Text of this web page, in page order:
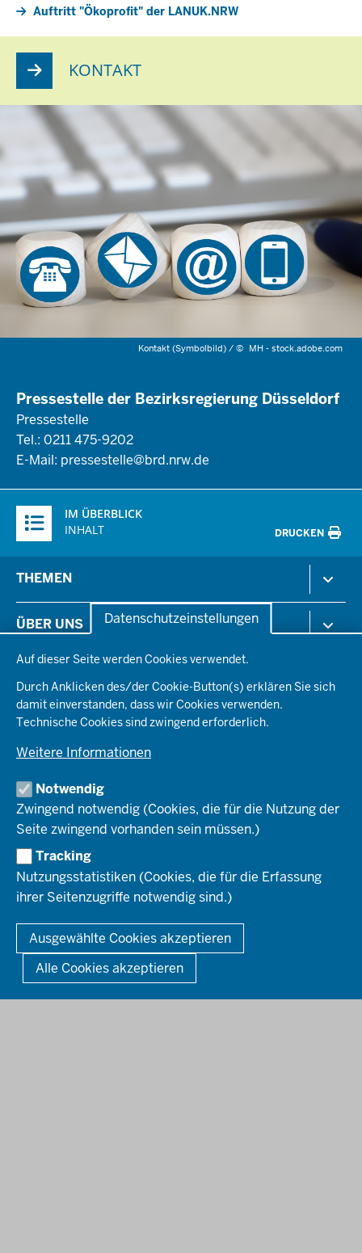
Datenschutzeinstellungen
Auf dieser Seite werden Cookies verwendet.
Durch Anklicken des/der Cookie-Button(s) erklären Sie sich
damit einverstanden, dass wir Cookies verwenden.
Technische Cookies sind zwingend erforderlich.
Weitere Informationen
Notwendig
Zwingend notwendig (Cookies, die für die Nutzung der
Seite zwingend vorhanden sein müssen.)
Tracking
Nutzungsstatistiken (Cookies, die für die Erfassung
ihrer Seitenzugriffe notwendig sind.)
Ausgewählte Cookies akzeptieren
Alle Cookies akzeptieren
Auftritt "Ökoprofit" der LANUK.NRW
KONTAKT
Kontakt (Symbolbild) /© MH - stock.adobe.com
Pressestelle der Bezirksregierung Düsseldorf
Pressestelle
Tel.: 0211 475-9202
E-Mail: pressestelle@brd.nrw.de
Inhalte
IM ÜBERBLICK
INHALT
DRUCKEN
in
der
Fußzeile
THEMEN
Gesundheit & Soziales
Kommunales & Wirtschaft
Planen & Bauen
Schule & Bildung
Umwelt & Natur
ÜBER UNS
Aktenpläne
Organisationsstruktur
Behördenleitung
Die Bezirksregierung
Organisationsplan
Institutionen
Arbeitgeberprofil
Stellenangebote
Ausbildung
PRESSE
Pressefotos
Social-Media-Kanäle
REGIONALRAT DÜSSELDORF
SERVICES
Bekanntmachungen
Förderprogramme
Kontakt
Mediathek
So finden Sie uns
Anerkennung von Bildungsnachweisen
Offenlagen
HOTLINE
© 2026 Bezirksregierung Düsseldorf
Fußzeile
DATENSCHUTZ BARRIEREFREIHEIT
IMPRESSUM
KONTAKT